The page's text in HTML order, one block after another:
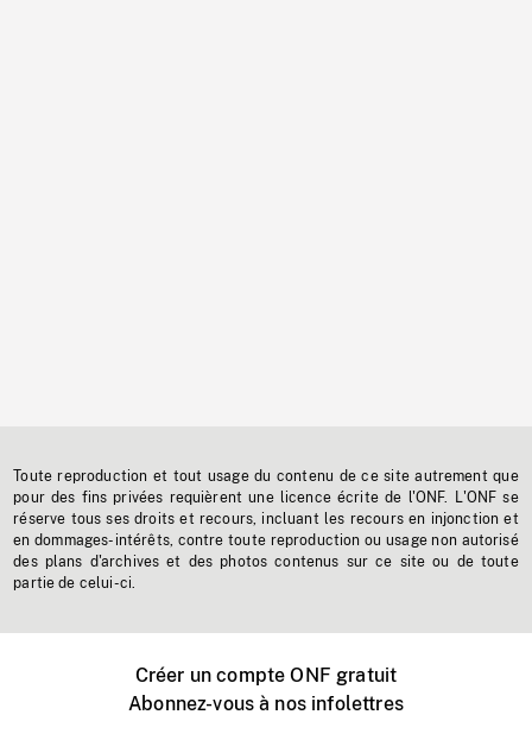
Toute reproduction et tout usage du contenu de ce site autrement que
pour des fins privées requièrent une licence écrite de l'ONF. L'ONF se
réserve tous ses droits et recours, incluant les recours en injonction et
en dommages-intérêts, contre toute reproduction ou usage non autorisé
des plans d'archives et des photos contenus sur ce site ou de toute
partie de celui-ci.
Créer un compte ONF gratuit
Abonnez-vous à nos infolettres